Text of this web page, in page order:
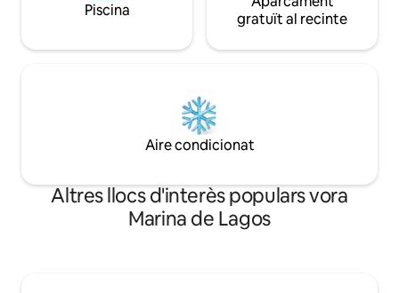
Piscina
gratuït al recinte
Aire condicionat
Altres llocs d'interès populars vora
Marina de Lagos